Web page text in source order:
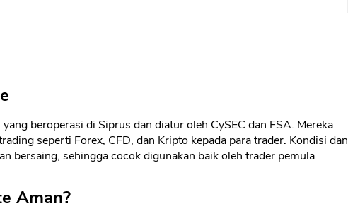
beroperasi di Siprus dan diatur oleh CySEC dan FSA. Mereka
seperti Forex, CFD, dan Kripto kepada para trader. Kondisi dan
bersaing, sehingga cocok digunakan baik oleh trader pemula
Aman?